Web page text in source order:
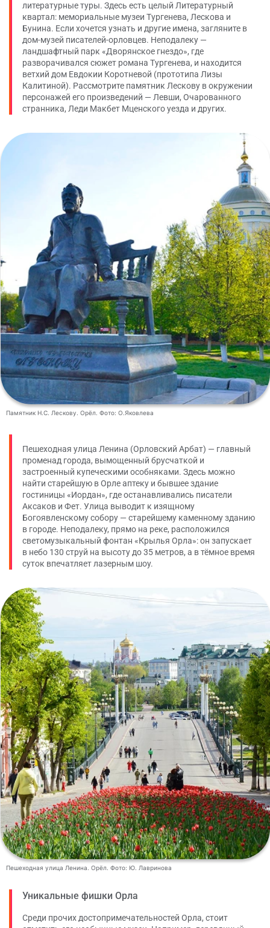
литературные туры. Здесь есть целый Литературный
квартал: мемориальные музеи Тургенева, Лескова и
Бунина. Если хочется узнать и другие имена, загляните в
дом-музей писателей-орловцев. Неподалеку —
ландшафтный парк «Дворянское гнездо», где
разворачивался сюжет романа Тургенева, и находится
ветхий дом Евдокии Коротневой (прототипа Лизы
Калитиной). Рассмотрите памятник Лескову в окружении
персонажей его произведений — Левши, Очарованного
странника, Леди Макбет Мценского уезда и других.
Памятник Н.С. Лескову. Орёл. Фото: О.Яковлева
Пешеходная улица Ленина (Орловский Арбат) — главный
променад города, вымощенный брусчаткой и
застроенный купеческими особняками. Здесь можно
найти старейшую в Орле аптеку и бывшее здание
гостиницы «Иордан», где останавливались писатели
Аксаков и Фет. Улица выводит к изящному
Богоявленскому собору — старейшему каменному зданию
в городе. Неподалеку, прямо на реке, расположился
светомузыкальный фонтан «Крылья Орла»: он запускает
в небо 130 струй на высоту до 35 метров, а в тёмное время
суток впечатляет лазерным шоу.
Пешеходная улица Ленина. Орёл. Фото: Ю. Лавринова
Уникальные фишки Орла
Среди прочих достопримечательностей Орла, стоит